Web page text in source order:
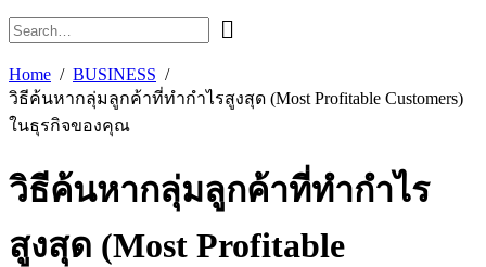
Home
BUSINESS
วิธีค้นหากลุ่มลูกค้าที่ทำกำไรสูงสุด (Most Profitable Customers)
ในธุรกิจของคุณ
วิธีค้นหากลุ่มลูกค้าที่ทำกำไร
สูงสุด (Most Profitable